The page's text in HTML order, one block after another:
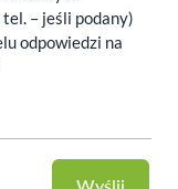
– jeśli podany)
odpowiedzi na